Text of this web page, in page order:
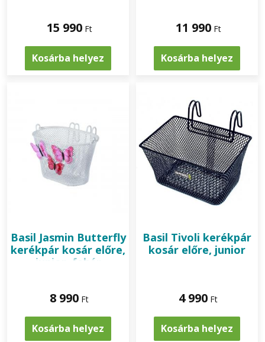
15 990 Ft
Kosárba helyez
11 990 Ft
Kosárba helyez
Basil Jasmin Butterfly
kerékpár kosár előre,
junior, fehér
8 990 Ft
Kosárba helyez
Basil Tivoli kerékpár
kosár előre, junior
4 990 Ft
Kosárba helyez